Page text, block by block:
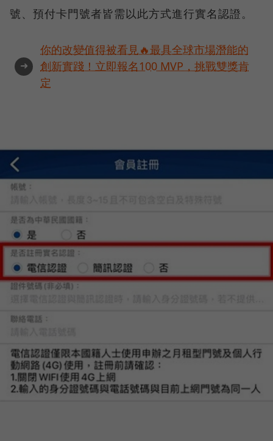
號、預付卡門號者皆需以此方式進行實名認證。
➜
你的改變值得被看見🔥最具全球市場潛能的
創新實踐！立即報名100 MVP，挑戰雙獎肯
定